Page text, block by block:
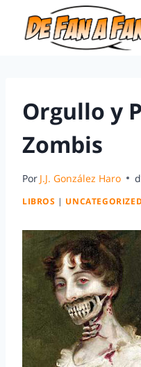
Orgullo y
Zombis
Por J.J. González Haro
LIBROS |